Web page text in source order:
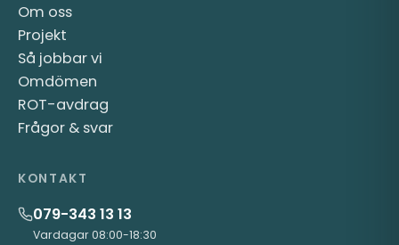
Om oss
Projekt
Så jobbar vi
Omdömen
ROT-avdrag
Frågor & svar
KONTAKT
079-343 13 13
Vardagar 08:00-18:30